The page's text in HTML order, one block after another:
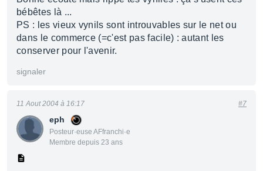
bébêtes là ...
PS : les vieux vynils sont introuvables sur le net ou
dans le commerce (=c'est pas facile) : autant les
conserver pour l'avenir.
signaler
eph
Posteur·euse AFfranchi·e
Membre depuis 23 ans
11 Aout 2004 à 16:17 #7